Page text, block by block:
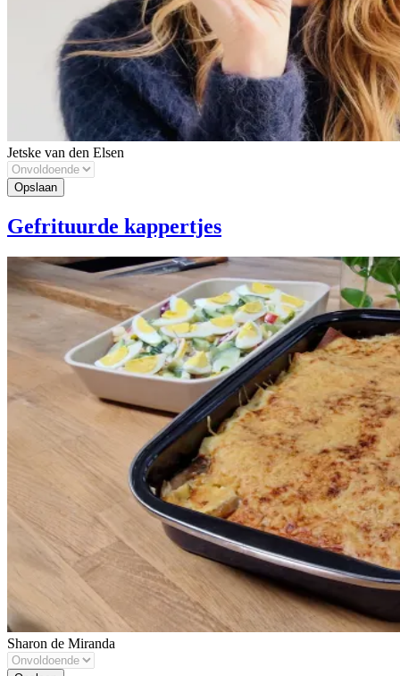
Jetske van den Elsen
Gefrituurde kappertjes
Sharon de Miranda